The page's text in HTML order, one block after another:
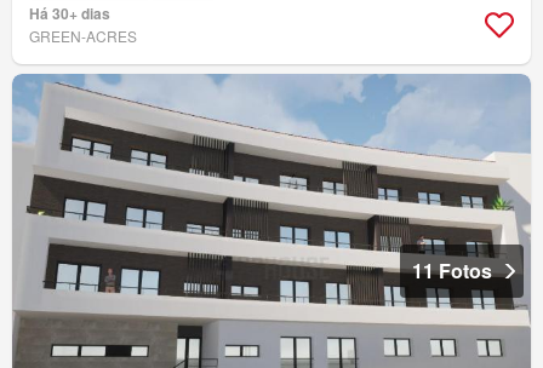
Há 30+ dias
GREEN-ACRES
11 Fotos